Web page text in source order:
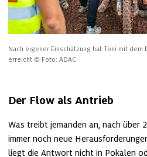
Nach eigener Einschätzung hat Toni mit
erreicht © Foto: ADAC
Der Flow als Antrieb
Was treibt jemanden an, nach über
immer noch neue
liegt die Antwort nicht in Pokalen